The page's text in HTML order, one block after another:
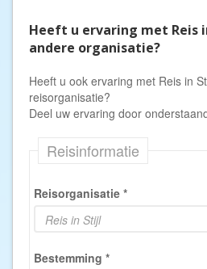
Heeft u ervaring met Reis
andere organisatie?
Heeft u ook ervaring met Reis in
reisorganisatie?
Deel uw ervaring door
Reisinformatie
Reisorganisatie *
Reis in Stijl
Bestemming *